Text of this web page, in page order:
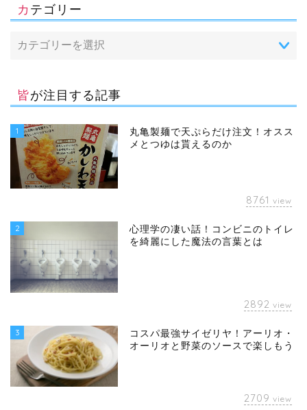
カテゴリー
皆が注目する記事
1
丸亀製麺で天ぷらだけ注文！オスス
メとつゆは貰えるのか
8761 view
2
心理学の凄い話！コンビニのトイレ
を綺麗にした魔法の言葉とは
2892 view
3
コスパ最強サイゼリヤ！アーリオ・
オーリオと野菜のソースで楽しもう
2709 view